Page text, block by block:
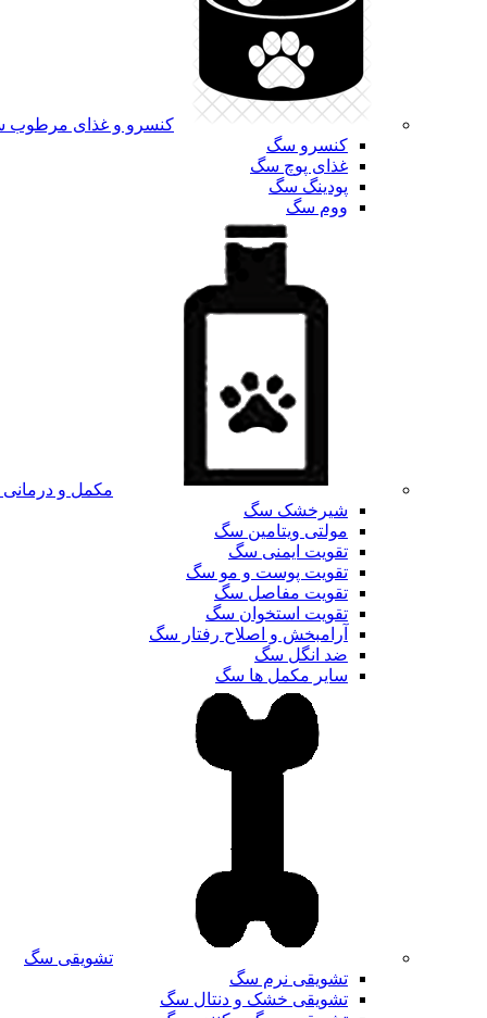
کنسرو و غذای
کنسرو سگ
غذای پوچ سگ
پودینگ سگ
ووم سگ
مکمل و
شیرخشک سگ
مولتی ویتامین سگ
تقویت ایمنی سگ
تقویت پوست و مو سگ
تقویت مفاصل سگ
تقویت استخوان سگ
آرامبخش و اصلاح رفتار سگ
ضد انگل سگ
سایر مکمل ها سگ
تشویقی سگ
تشویقی نرم سگ
تشویقی خشک و دنتال سگ